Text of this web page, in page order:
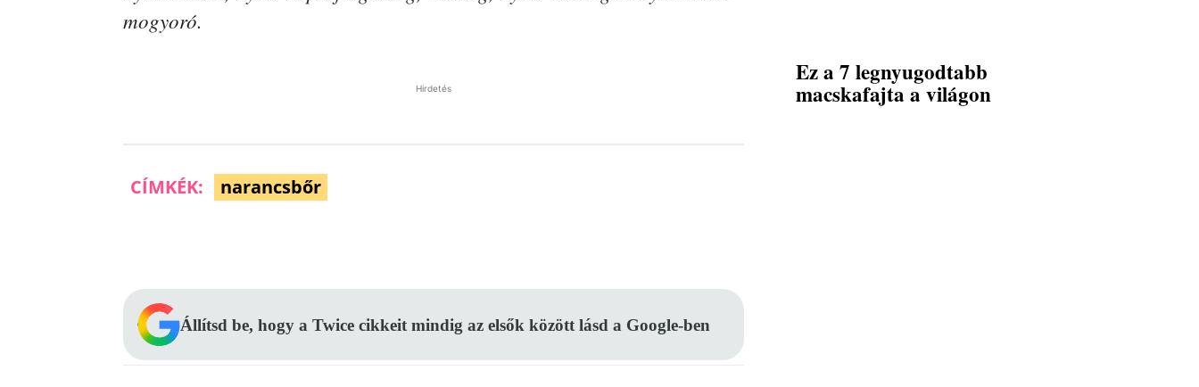
mogyoró.
Hirdetés
CÍMKÉK: narancsbőr
Állítsd be, hogy a Twice cikkeit mindig az elsők között lásd a Google-ben
Ez a 7 legnyugodtabb
macskafajta a világon